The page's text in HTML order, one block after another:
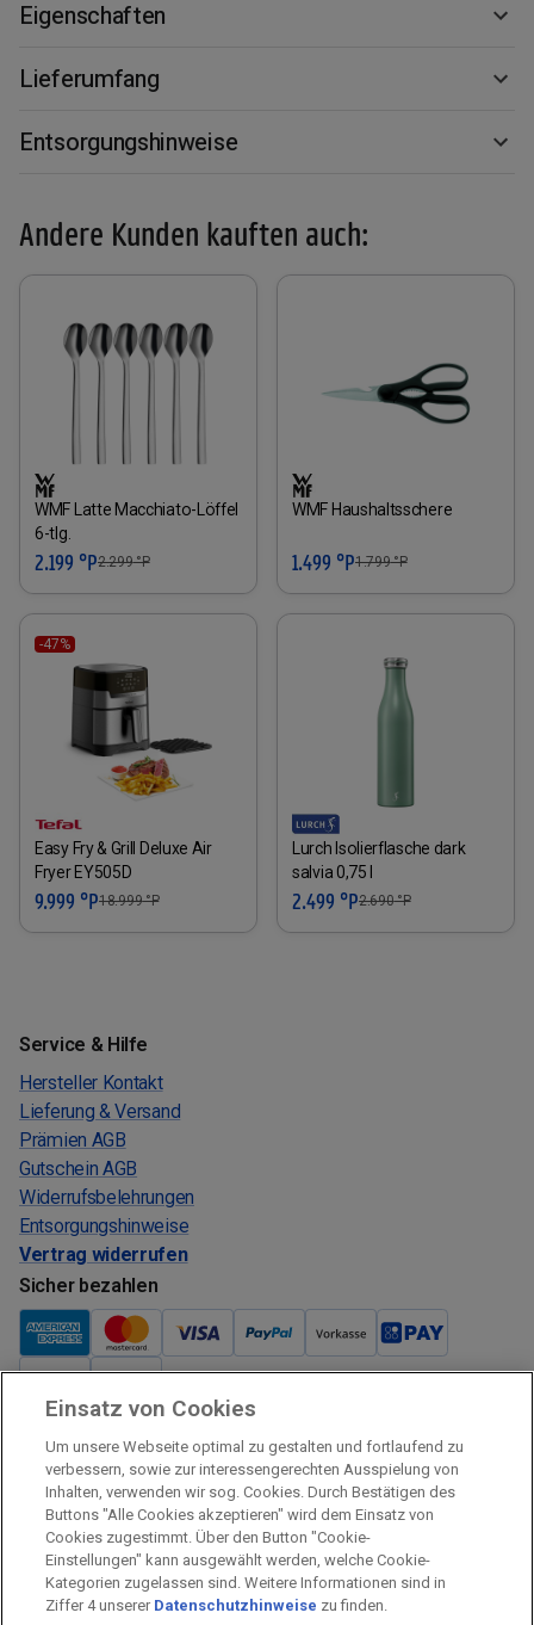
Eigenschaften
Lieferumfang
Entsorgungshinweise
Andere Kunden kauften auch:
WMF Latte Macchiato-Löffel
6-tlg.
2.199 °P2.299°P
WMF Haushaltsschere
1.499 °P1.799°P
-47%
Easy Fry & Grill Deluxe Air
Fryer EY505D
9.999 °P18.999°P
Lurch Isolierflasche dark
salvia 0,75 l
2.499 °P2.690°P
Service & Hilfe
Hersteller Kontakt
Lieferung & Versand
Prämien AGB
Gutschein AGB
Widerrufsbelehrungen
Entsorgungshinweise
Vertrag widerrufen
Sicher bezahlen
Verkauf und Versand
Kostenloser Versand:
Verkauf und Versand durch:
Verkauf Gutscheine durch:
Sicher einkaufen
Einsatz von Cookies
Um unsere Webseite optimal zu gestalten und fortlaufend zu
verbessern, sowie zur interessengerechten Ausspielung von
Inhalten, verwenden wir sog. Cookies. Durch Bestätigen des
Buttons "Alle Cookies akzeptieren" wird dem Einsatz von
Cookies zugestimmt. Über den Button "Cookie-
Einstellungen" kann ausgewählt werden, welche Cookie-
Kategorien zugelassen sind. Weitere Informationen sind in
Ziffer 4 unserer Datenschutzhinweise zu finden.